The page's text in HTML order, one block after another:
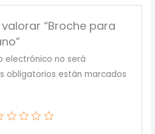
“Broche para
electrónico no será
obligatorios están marcados